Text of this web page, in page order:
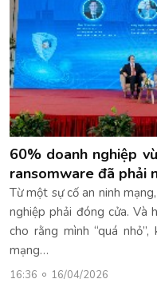
60% doanh nghiệp
ransomware đã phải
Từ một sự cố an ninh
nghiệp phải đóng cửa. Và
cho rằng mình “quá
mạng…
16:36 16/04/2026